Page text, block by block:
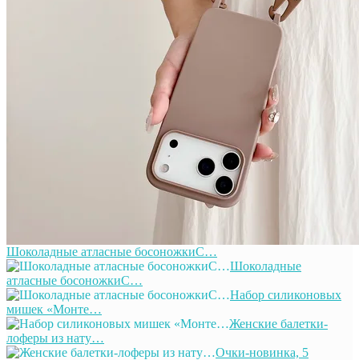
Шоколадные атласные босоножкиС…
Шоколадные
атласные босоножкиС…
Набор силиконовых
мишек «Монте…
Женские балетки-
лоферы из нату…
Очки-новинка, 5